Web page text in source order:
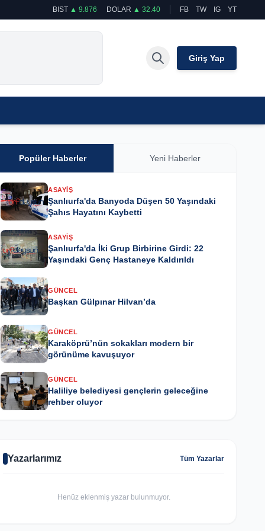
BIST ▲ 9.876 DOLAR ▲ 32.40 FB TW IG YT
Giriş Yap
Popüler Haberler Yeni Haberler
ASAYIŞ
Şanlıurfa'da Banyoda Düşen 50 Yaşındaki
Şahıs Hayatını Kaybetti
ASAYIŞ
Şanlıurfa'da İki Grup Birbirine Girdi: 22
Yaşındaki Genç Hastaneye Kaldırıldı
GÜNCEL
Başkan Gülpınar Hilvan’da
GÜNCEL
Karaköprü’nün sokakları modern bir
görünüme kavuşuyor
GÜNCEL
Haliliye belediyesi gençlerin geleceğine
rehber oluyor
Yazarlarımız Tüm Yazarlar
Henüz eklenmiş yazar bulunmuyor.